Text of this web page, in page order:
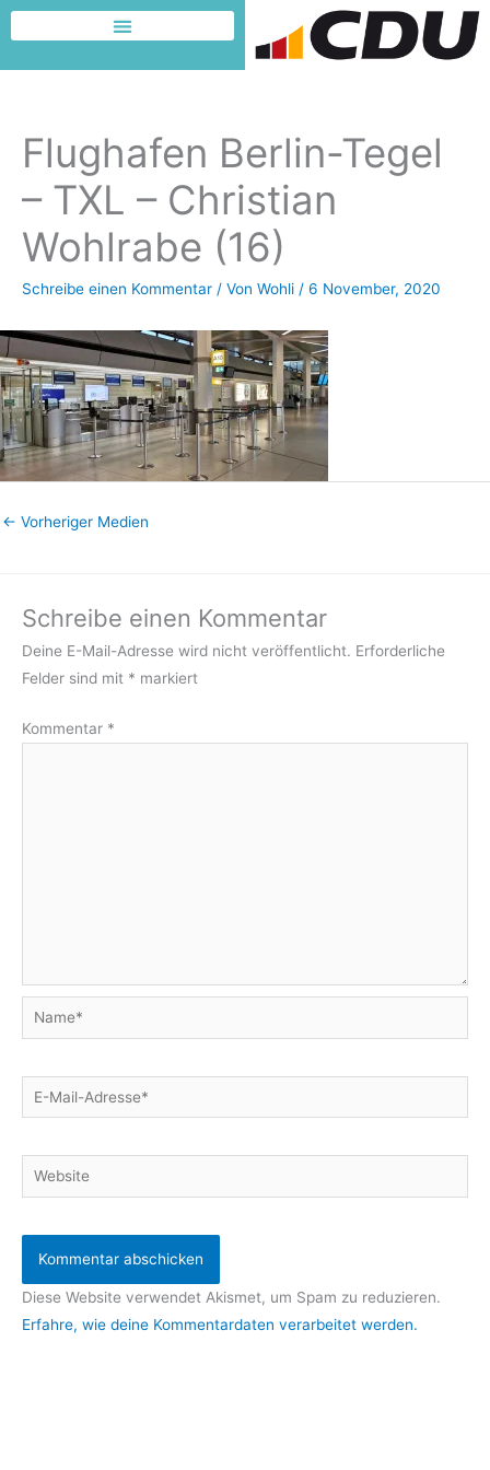
Zum
Inhalt
springen
Flughafen Berlin-Tegel
– TXL – Christian
Wohlrabe (16)
Schreibe einen Kommentar / Von Wohli / 6 November, 2020
← Vorheriger Medien
Schreibe einen Kommentar
Deine E-Mail-Adresse wird nicht veröffentlicht. Erforderliche
Felder sind mit * markiert
Kommentar *
Name*
E-
Mail-
Website
Diese Website verwendet Akismet, um Spam zu reduzieren.
Erfahre, wie deine Kommentardaten verarbeitet werden.